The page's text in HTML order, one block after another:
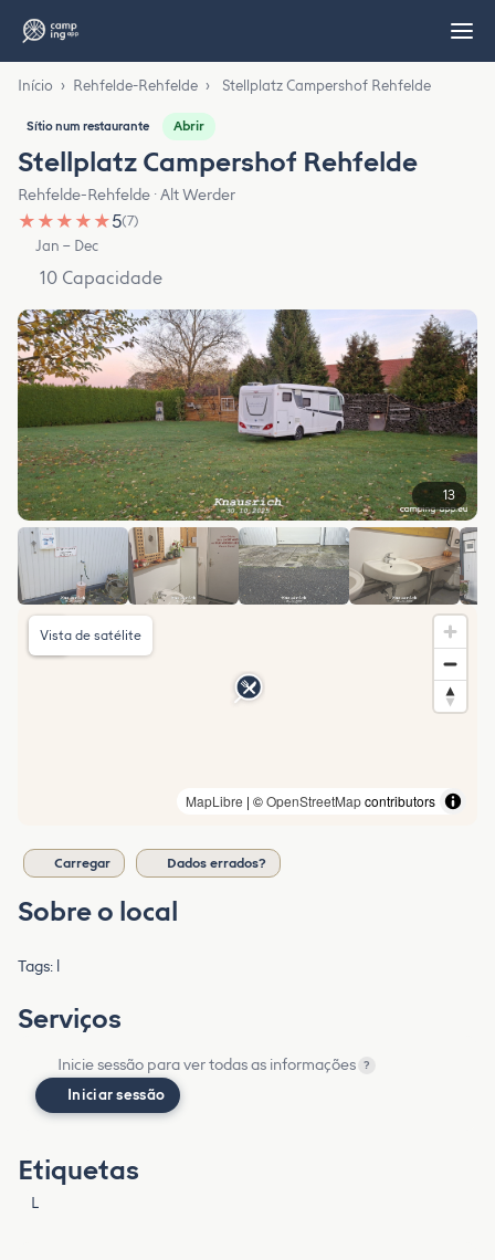
Início › Rehfelde-Rehfelde › Stellplatz Campershof Rehfelde
Sítio num restaurante Abrir
Stellplatz Campershof Rehfelde
Rehfelde-Rehfelde · Alt Werder
★ ★ ★ ★ ★5(7)
Jan – Dec
10 Capacidade
13
MapLibre | ©OpenStreetMapcontributors
Vista de satélite
Carregar Dados errados?
Sobre o local
Tags: l
Serviços
Inicie sessão para ver todas as informações ?
Iniciar sessão
Etiquetas
L